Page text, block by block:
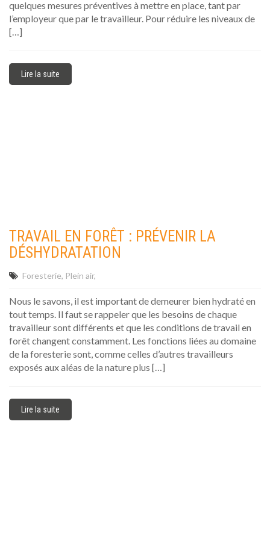
quelques mesures préventives à mettre en place, tant par
l’employeur que par le travailleur. Pour réduire les niveaux de
[…]
Lire la suite
TRAVAIL EN FORÊT : PRÉVENIR LA
DÉSHYDRATATION
Foresterie Plein air
Nous le savons, il est important de demeurer bien hydraté en
tout temps. Il faut se rappeler que les besoins de chaque
travailleur sont différents et que les conditions de travail en
forêt changent constamment. Les fonctions liées au domaine
de la foresterie sont, comme celles d’autres travailleurs
exposés aux aléas de la nature plus […]
Lire la suite